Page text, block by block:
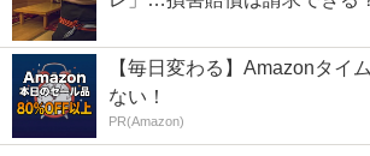
【毎日変わる】Amazonタイ
ない！
PR(Amazon)